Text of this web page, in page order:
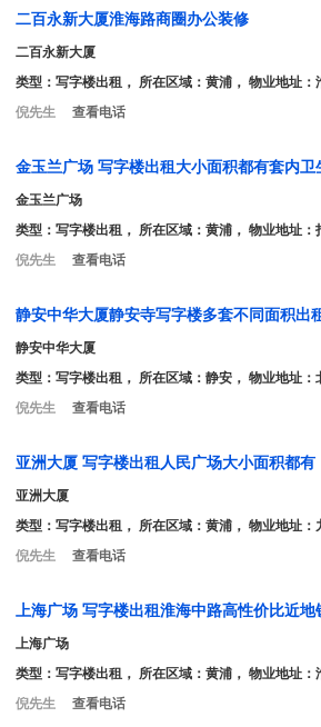
二百永新大厦淮海路商圈办公装修
二百永新大厦
类型： 写字楼出租 ， 所在区域：黄浦， 物业地址：
倪先生
查看电话
金玉兰广场 写字楼出租大小面积都有套内卫
金玉兰广场
类型： 写字楼出租 ， 所在区域：黄浦， 物业地址：
倪先生
查看电话
静安中华大厦静安寺写字楼多套不同面积出
静安中华大厦
类型： 写字楼出租 ， 所在区域：静安， 物业地址：
倪先生
查看电话
亚洲大厦 写字楼出租人民广场大小面积都有
亚洲大厦
类型： 写字楼出租 ， 所在区域：黄浦， 物业地址：
倪先生
查看电话
上海广场 写字楼出租淮海中路高性价比近地
上海广场
类型： 写字楼出租 ， 所在区域：黄浦， 物业地址：
倪先生
查看电话